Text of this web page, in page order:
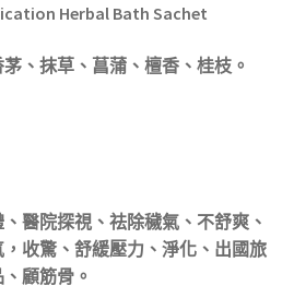
Herbal Bath Sachet
、抹草、菖蒲、檀香、桂枝。
醫院探視、祛除穢氣、不舒爽、
收驚、舒緩壓力、淨化、出國旅
顧筋骨。